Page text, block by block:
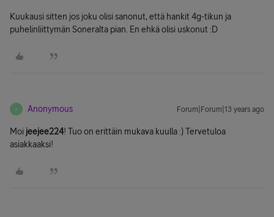
Kuukausi sitten jos joku olisi sanonut, että hankit 4g-tikun ja
puhelinliittymän Soneralta pian. En ehkä olisi uskonut :D
A Anonymous Forum|Forum|13 years ago
Moi jeejee224! Tuo on erittäin mukava kuulla :) Tervetuloa
asiakkaaksi!